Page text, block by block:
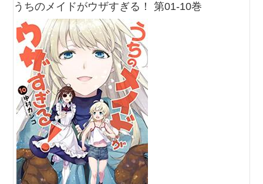
うちのメイドがウザすぎる！ 第01-10巻